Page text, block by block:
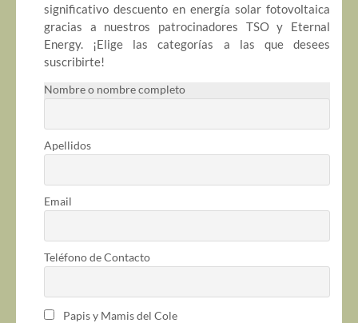
significativo descuento en energía solar fotovoltaica
gracias a nuestros patrocinadores TSO y Eternal
Energy. ¡Elige las categorías a las que desees
suscribirte!
Nombre o nombre completo
Apellidos
Email
Teléfono de Contacto
Papis y Mamis del Cole